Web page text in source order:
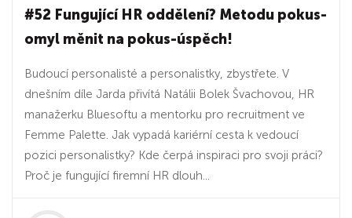
#52 Fungující HR oddělení? Metodu pokus-
omyl měnit na pokus-úspěch!
Budoucí personalisté a personalistky, zbystřete. V
dnešním díle Jarda přivítá Natálii Bolek Švachovou, HR
manažerku Bluesoftu a mentorku pro recruitment ve
Femme Palette. Jak vypadá kariérní cesta k vedoucí
pozici personalistky? Kde čerpá inspiraci pro svoji práci?
Proč je fungující firemní HR dlouh...